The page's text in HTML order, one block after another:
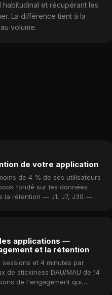
et récupérant les
La différence tient à la
volume.
de votre application
de 4 % de ses utilisateurs
fondé sur les données
la rétention — J1, J7, J30 —
applications —
et la rétention
et 4 minutes par
de stickiness DAU/MAU de 14
de l'engagement qui